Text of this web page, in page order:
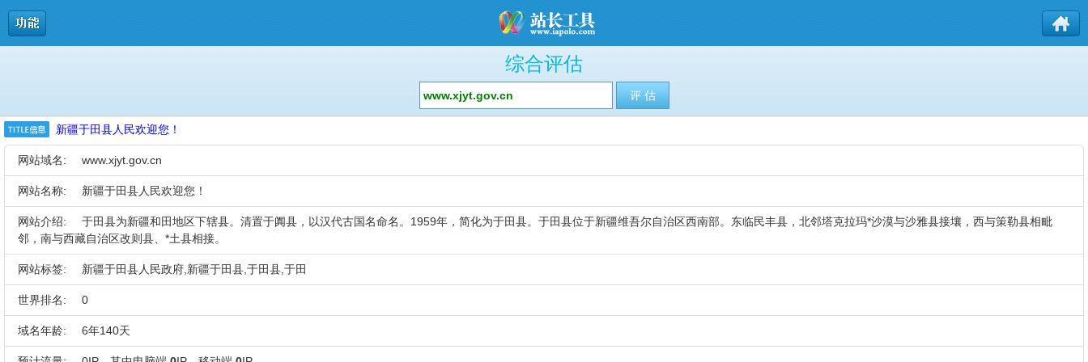
综合评估
新疆于田县人民欢迎您！
网站域名: www.xjyt.gov.cn
网站名称: 新疆于田县人民欢迎您！
网站介绍:
于田县为新疆和田地区下辖县。清置于阗县，以汉代古国名命名。1959年，简化为于田县。于田县位于新疆维吾尔自治区西南部。东临民丰县，北邻塔克拉玛*沙漠与沙雅县接壤，西与策勒县相毗
邻，南与西藏自治区改则县、*土县相接。
网站标签: 新疆于田县人民政府,新疆于田县,于田县,于田
世界排名: 0
域名年龄: 6年140天